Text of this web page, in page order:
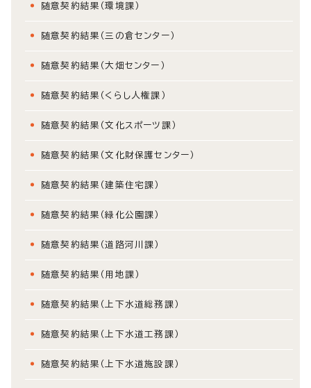
随意契約結果（環境課）
随意契約結果（三の倉センター）
随意契約結果（大畑センター）
随意契約結果（くらし人権課）
随意契約結果（文化スポーツ課）
随意契約結果（文化財保護センター）
随意契約結果（建築住宅課）
随意契約結果（緑化公園課）
随意契約結果（道路河川課）
随意契約結果（用地課）
随意契約結果（上下水道総務課）
随意契約結果（上下水道工務課）
随意契約結果（上下水道施設課）